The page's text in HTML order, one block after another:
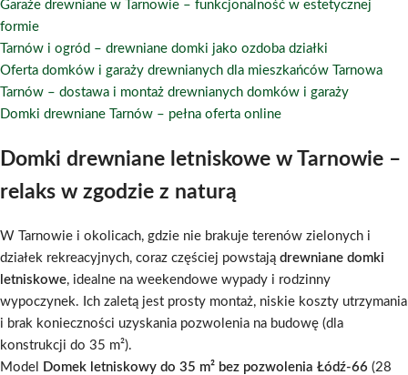
Garaże drewniane w Tarnowie – funkcjonalność w estetycznej
formie
Tarnów i ogród – drewniane domki jako ozdoba działki
Oferta domków i garaży drewnianych dla mieszkańców Tarnowa
Tarnów – dostawa i montaż drewnianych domków i garaży
Domki drewniane Tarnów – pełna oferta online
Domki drewniane letniskowe w Tarnowie –
relaks w zgodzie z naturą
W Tarnowie i okolicach, gdzie nie brakuje terenów zielonych i
działek rekreacyjnych, coraz częściej powstają drewniane domki
letniskowe, idealne na weekendowe wypady i rodzinny
wypoczynek. Ich zaletą jest prosty montaż, niskie koszty utrzymania
i brak konieczności uzyskania pozwolenia na budowę (dla
konstrukcji do 35 m²).
Model
Domek letniskowy do 35 m² bez pozwolenia Łódź-66 (28